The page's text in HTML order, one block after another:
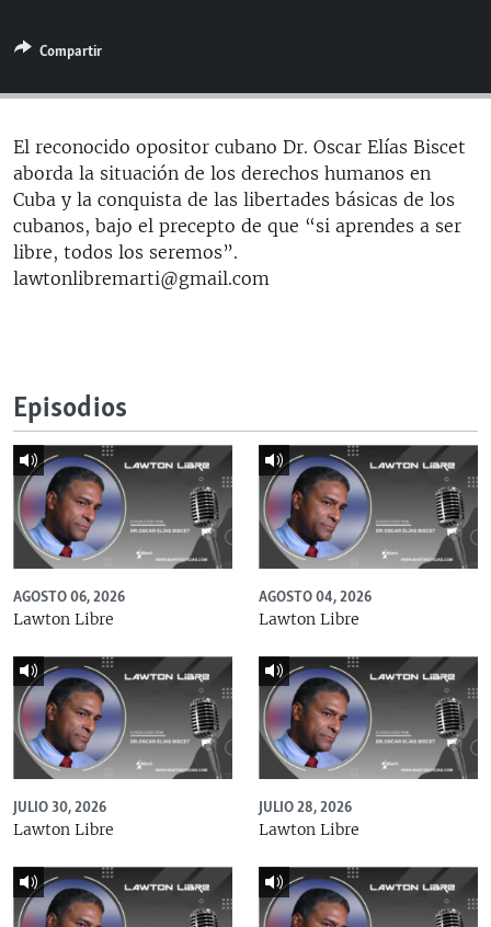
ESPECIALES
ESPECIALES
LA REALIDAD DE LA VIVIENDA EN CUBA
SER VIEJO EN CUBA
KENTU-CUBANO
LOS SANTOS DE HIALEAH
DESINFORMACIÓN RUSA EN AMÉRICA LATINA
MULTIMEDIA
EDITORIALES
SÍGUENOS
Compartir
El reconocido opositor cubano Dr. Oscar Elías Biscet
aborda la situación de los derechos humanos en
Cuba y la conquista de las libertades básicas de los
cubanos, bajo el precepto de que “si aprendes a ser
libre, todos los seremos”.
lawtonlibremarti@gmail.com
Episodios
AGOSTO 06, 2026
Lawton Libre
AGOSTO 04, 2026
Lawton Libre
JULIO 30, 2026
Lawton Libre
JULIO 28, 2026
Lawton Libre